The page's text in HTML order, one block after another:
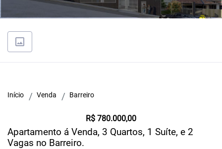
Início Venda Barreiro
R$ 780.000,00
Apartamento á Venda, 3 Quartos, 1 Suíte, e 2
Vagas no Barreiro.